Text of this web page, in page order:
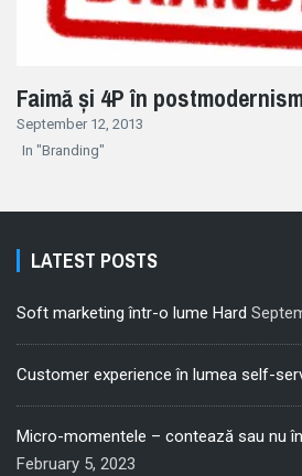
Faimă și 4P în
September 12, 2013
In "Branding"
LATEST POSTS
Soft marketing într-o lume Hard
Customer experience în lumea self-
Micro-momentele – contează sau nu
February 5, 2023